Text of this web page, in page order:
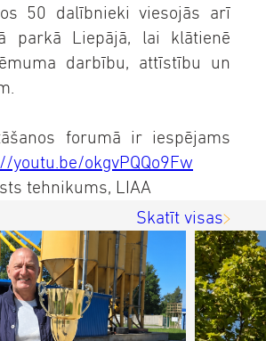
50 dalībnieki viesojās arī
parkā Liepājā, lai klātienē
darbību, attīstību un
forumā ir iespējams
youtu.be/okgvPQQo9Fw
tehnikums, LIAA
Skatīt visas